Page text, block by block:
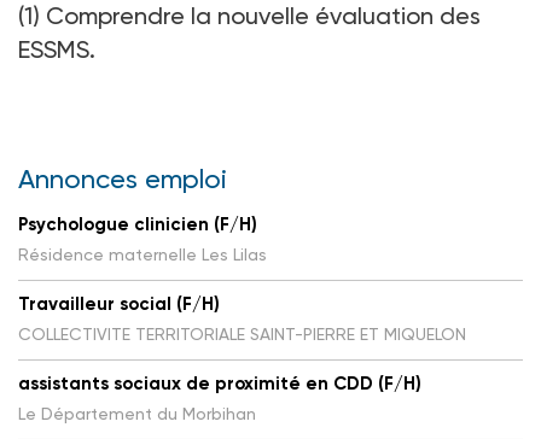
(1) Comprendre la nouvelle évaluation des
ESSMS.
Annonces emploi
Psychologue clinicien (F/H)
Résidence maternelle Les Lilas
Travailleur social (F/H)
COLLECTIVITE TERRITORIALE SAINT-PIERRE ET MIQUELON
assistants sociaux de proximité en CDD (F/H)
Le Département du Morbihan